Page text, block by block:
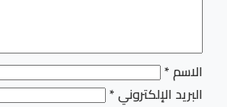
الاسم*
البريد الإلكتروني*